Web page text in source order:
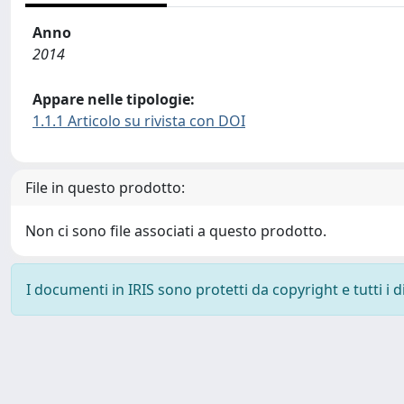
Anno
2014
Appare nelle tipologie:
1.1.1 Articolo su rivista con DOI
File in questo prodotto:
Non ci sono file associati a questo prodotto.
I documenti in IRIS sono protetti da copyright e tutti i